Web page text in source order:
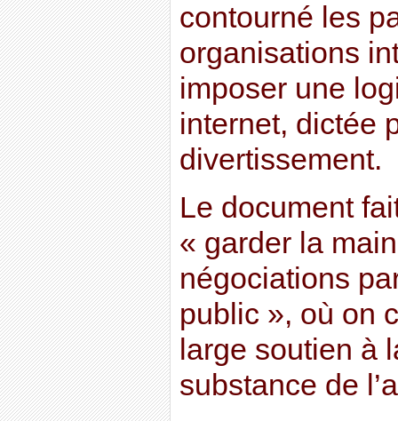
contourné les
organisations
imposer une
internet, dictée
divertissement.
Le document
« garder la
négociations
public », où on
large soutien à
substance de